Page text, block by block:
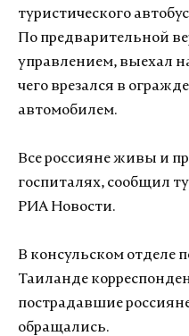
туристического
По предварительной
управлением, выехал
чего врезался в
автомобилем.
Все россияне живы и
госпиталях, сообщил
РИА Новости.
В консульском отделе
Таиланде
пострадавшие
обращались.